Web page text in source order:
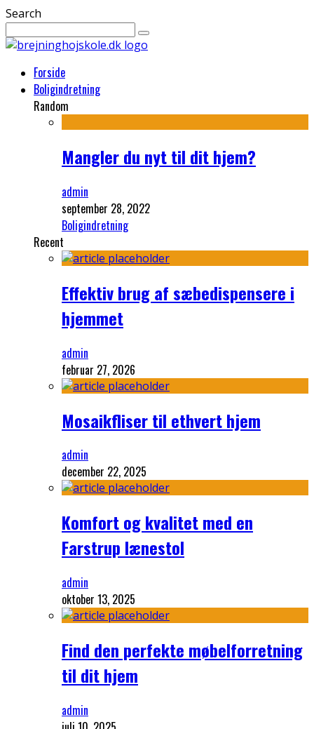
Search
Forside
Boligindretning
Random
Mangler du nyt til dit hjem?
admin
september 28, 2022
Boligindretning
Recent
Effektiv brug af sæbedispensere i
hjemmet
admin
februar 27, 2026
Mosaikfliser til ethvert hjem
admin
december 22, 2025
Komfort og kvalitet med en
Farstrup lænestol
admin
oktober 13, 2025
Find den perfekte møbelforretning
til dit hjem
admin